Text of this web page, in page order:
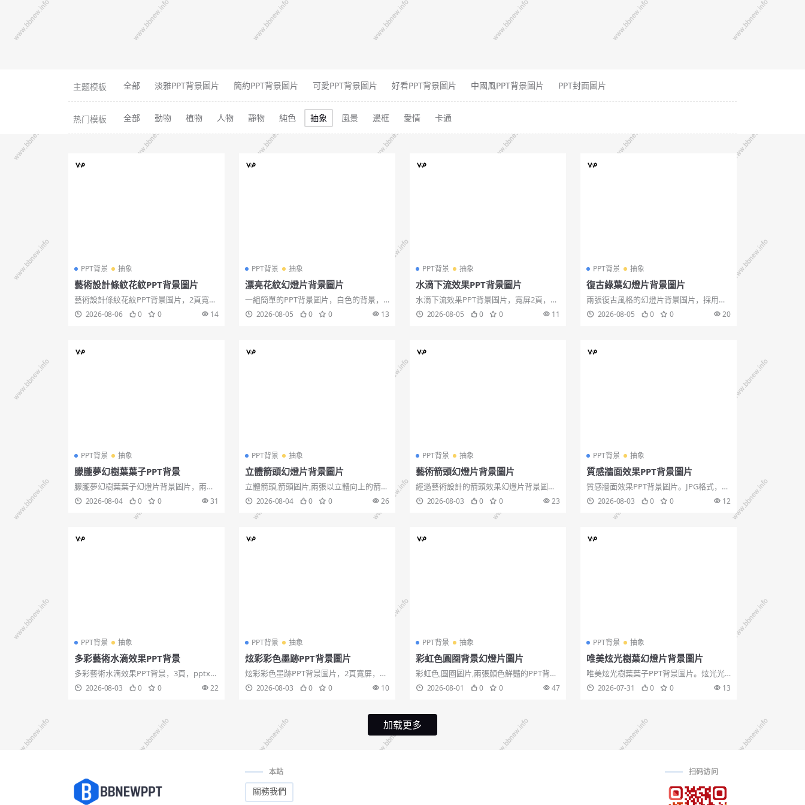
主题模板 全部 淡雅PPT背景圖片 簡約PPT背景圖片 可愛PPT背景圖片 好看PPT背景圖片 中國風PPT背景圖片 PPT封面圖片
热门模板 全部 動物 植物 人物 靜物 純色 抽象 風景 邊框 愛情 卡通
PPT背景 抽象
藝術設計條紋花紋PPT背景圖片
藝術設計條紋花紋PPT背景圖片，2頁寬
屏，pptx格式。關鍵詞：綠色 花朵 藤蔓
線條 簡約 淡雅 幻燈片背景圖片 設計條紋,
2026-08-06 0 0 14
PPT背景 抽象
漂亮花紋幻燈片背景圖片
一組簡單的PPT背景圖片，白色的背景，
周圍用漂亮的紅色的藝術花紋裝飾。包含
ppt和pptx兩種格式,漂亮花紋,花紋背
2026-08-05 0 0 13
PPT背景 抽象
水滴下流效果PPT背景圖片
水滴下流效果PPT背景圖片，寬屏2頁，
pptx格式。關鍵詞：藍色的液體下流 抽象
藝術設計 多功能通用幻燈片背景圖片,水
2026-08-05 0 0 11
PPT背景 抽象
復古綠葉幻燈片背景圖片
兩張復古風格的幻燈片背景圖片，採用暗
棕色做舊背景，微立體的綠葉形狀的圖形
裝飾，很有質感,復古圖片,綠葉圖片。...
2026-08-05 0 0 20
PPT背景 抽象
朦朧夢幻樹葉葉子PPT背景
朦朧夢幻樹葉葉子幻燈片背景圖片，兩
張，JPG格式，1440×900解析度。...
2026-08-04 0 0 31
PPT背景 抽象
立體箭頭幻燈片背景圖片
立體箭頭,箭頭圖片,兩張以立體向上的箭頭
為背景PPT圖片，白色底色，風格簡約大
氣，適合製作商務、報告相關主題的幻燈
片。...
2026-08-04 0 0 26
PPT背景 抽象
藝術箭頭幻燈片背景圖片
經過藝術設計的箭頭效果幻燈片背景圖
片，大氣商務風格，更多精美背景圖片請
參閱：好看的PPT背景圖片,藝術箭頭,藝術
2026-08-03 0 0 23
PPT背景 抽象
質感牆面效果PPT背景圖片
質感牆面效果PPT背景圖片。JPG格式，高
畫質大圖1920x1080解析度。關鍵詞：復
古牆 牆面紋理 質感。質感牆面,牆面...
2026-08-03 0 0 12
PPT背景 抽象
多彩藝術水滴效果PPT背景
多彩藝術水滴效果PPT背景，3頁，pptx格
式，絢麗彩色水滴，向量格式，可移動，
完全可編輯,多彩藝術,多彩水滴,水滴效
2026-08-03 0 0 22
PPT背景 抽象
炫彩彩色墨跡PPT背景圖片
炫彩彩色墨跡PPT背景圖片，2頁寬屏，
pptx格式。關鍵詞：彩色墨水噴濺效果 藝
術設計 幻燈片背景圖片,炫彩墨跡,彩色墨
2026-08-03 0 0 10
PPT背景 抽象
彩虹色圓圈背景幻燈片圖片
彩虹色,圓圈圖片,兩張顏色鮮豔的PPT背景
圖片，橙黃色底色，彩虹圓圈裝飾，給人
時尚藝術的感覺。...
2026-08-01 0 0 47
PPT背景 抽象
唯美炫光樹葉幻燈片背景圖片
唯美炫光樹葉葉子PPT背景圖片。炫光光
暈加上金色樹葉，效果炫麗唯美,唯美炫光,
樹葉圖片。...
2026-07-31 0 0 13
加载更多
本站
關務我們
扫码访问